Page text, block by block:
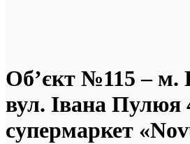
Об’єкт №115 – м.
вул. Івана Пулюя
супермаркет